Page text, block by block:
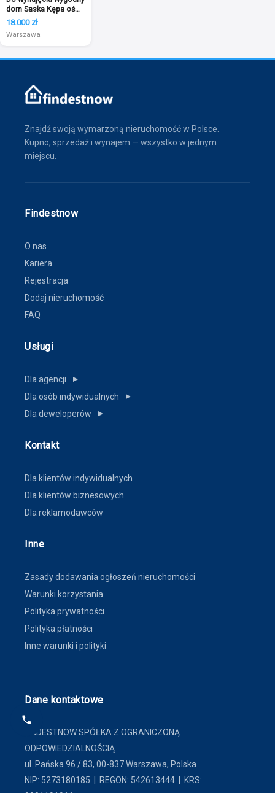
dom Saska Kępa oś
Marokańska
18.000 zł
Warszawa
Znajdź swoją wymarzoną nieruchomość w Polsce.
Kupno, sprzedaż i wynajem — wszystko w jednym
miejscu.
Findestnow
O nas
Kariera
Rejestracja
Dodaj nieruchomość
FAQ
Usługi
Dla agencji ▼
Dla osób indywidualnych ▼
Dla deweloperów ▼
Kontakt
Dla klientów indywidualnych
Dla klientów biznesowych
Dla reklamodawców
Inne
Zasady dodawania ogłoszeń nieruchomości
Warunki korzystania
Polityka prywatności
Polityka płatności
Inne warunki i polityki
Dane kontaktowe
FINDESTNOW SPÓŁKA Z OGRANICZONĄ
ODPOWIEDZIALNOŚCIĄ
ul. Pańska 96 / 83, 00-837 Warszawa, Polska
NIP: 5273180185 | REGON: 542613444 | KRS: